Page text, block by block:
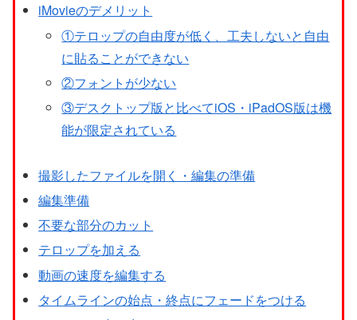
iMovieのデメリット
①テロップの自由度が低く、工夫しないと自由
に貼ることができない
②フォントが少ない
③デスクトップ版と比べてiOS・iPadOS版は機
能が限定されている
撮影したファイルを開く・編集の準備
編集準備
不要な部分のカット
テロップを加える
動画の速度を編集する
タイムラインの始点・終点にフェードをつける